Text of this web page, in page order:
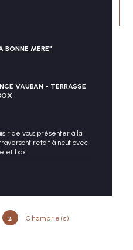
2 Chambre(s)
BONNE MERE"
VAUBAN - TERRASSE
de vous présenter à la
refait à neuf avec
et box.
de 27 m2
agréable terrasse de 12 m2
1 cuisine entièrement